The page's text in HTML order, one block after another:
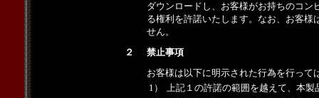
ダウンロードし、お客様がお持ちのコ
る権利を許諾いたします。なお、お客
せん。
２
禁止事項
お客様は以下に明示された行為を行って
1）
上記１の許諾の範囲を越えて、本製